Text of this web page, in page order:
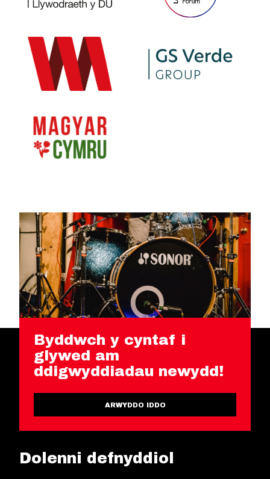
Byddwch y cyntaf i
glywed am
ddigwyddiadau newydd!
ARWYDDO IDDO
Dolenni defnyddiol